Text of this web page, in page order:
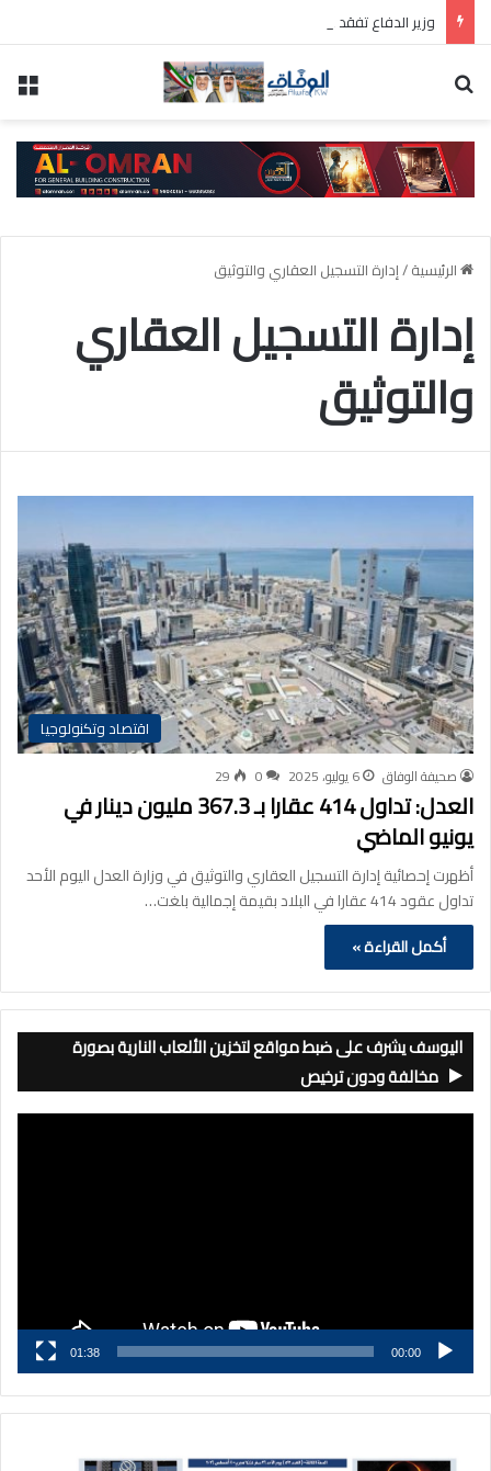
الرئيسية/إدارة التسجيل العقاري والتوثيق
إدارة التسجيل العقاري
والتوثيق
اقتصاد وتكنولوجيا
صحيفة الوفاق 6 يوليو، 2025 0
29
العدل: تداول 414 عقارا بـ 367.3 مليون دينار في
يونيو الماضي
أظهرت إحصائية إدارة التسجيل العقاري والتوثيق في وزارة العدل اليوم الأحد
تداول عقود 414 عقارا في البلاد بقيمة إجمالية بلغت…
أكمل القراءة »
اليوسف يشرف على ضبط مواقع لتخزين الألعاب النارية بصورة
مخالفة ودون ترخيص
00:00
01:38